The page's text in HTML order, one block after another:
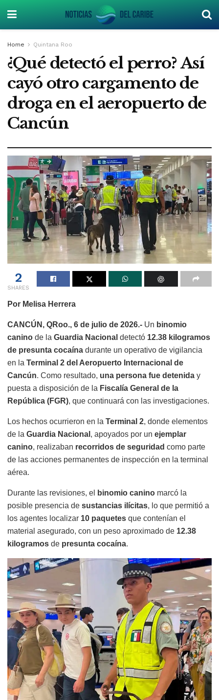
Home Quintana Roo
¿Qué detectó el perro? Así
cayó otro cargamento de
droga en el aeropuerto de
Cancún
2
SHARES
Por Melisa Herrera
CANCÚN, QRoo., 6 de julio de 2026.- Un binomio
canino de la Guardia Nacional detectó 12.38 kilogramos
de presunta cocaína durante un operativo de vigilancia
en la Terminal 2 del Aeropuerto Internacional de
Cancún. Como resultado, una persona fue detenida y
puesta a disposición de la Fiscalía General de la
República (FGR), que continuará con las investigaciones.
Los hechos ocurrieron en la Terminal 2, donde elementos
de la Guardia Nacional , apoyados por un ejemplar
canino, realizaban recorridos de seguridad como parte
de las acciones permanentes de inspección en la terminal
aérea.
Durante las revisiones, el binomio canino marcó la
posible presencia de sustancias ilícitas, lo que permitió a
los agentes localizar 10 paquetes que contenían el
material asegurado, con un peso aproximado de 12.38
kilogramos de presunta cocaína.